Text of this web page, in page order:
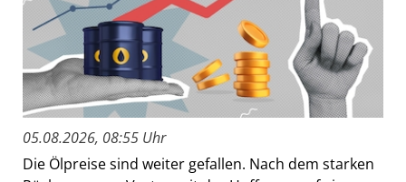
05.08.2026, 08:55 Uhr
Die Ölpreise sind weiter gefallen. Nach dem starken